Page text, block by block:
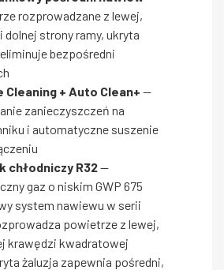
rozprowadzane z lewej,
dolnej strony ramy, ukryta
bezpośredni
Cleaning + Auto Clean+ —
zanieczyszczeń na
i automatyczne suszenie
chłodniczy R32—
gaz o niskim GWP 675
system nawiewu w serii
powietrze z lewej,
krawędzi kwadratowej
żaluzja zapewnia pośredni,